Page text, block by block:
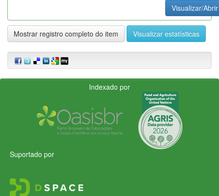
Visualizar/Abrir
Mostrar registro completo do item Visualizar estatísticas
Indexado por
Suportado por